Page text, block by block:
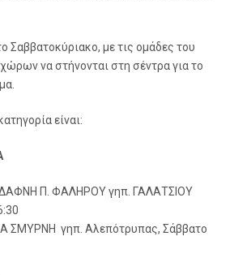
Σαββατοκύριακο, με τις ομάδες του
να στήνονται στη σέντρα για το
είναι:
Π. ΦΑΛΗΡΟΥ γηπ. ΓΑΛΑΤΣΙΟΥ
ΣΜΥΡΝΗ γηπ. Αλεπότρυπας, Σάββατο